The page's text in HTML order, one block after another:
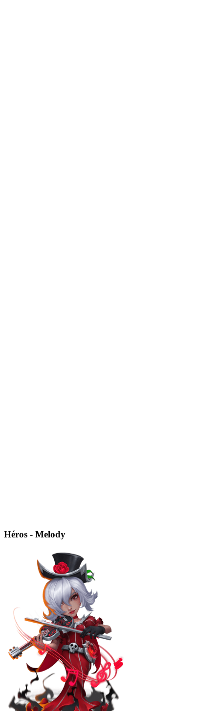
Héros - Melody